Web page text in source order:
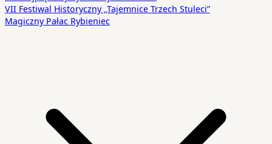
VII Festiwal Historyczny „Tajemnice Trzech Stuleci”
Magiczny Pałac Rybieniec